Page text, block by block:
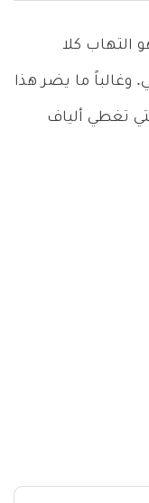
التهاب كلا
وغالباً ما يضر هذا
تغطي ألياف